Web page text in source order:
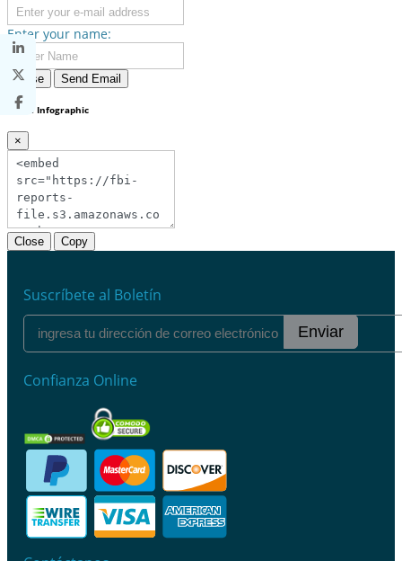
Enter your name:
Close Send Email
Share Infographic
×
Close Copy
Suscríbete al Boletín
Enviar
Confianza Online